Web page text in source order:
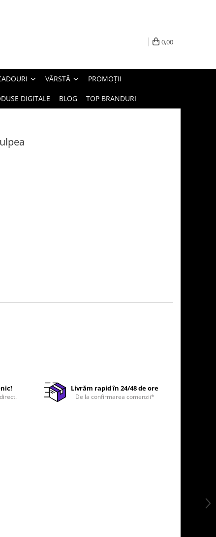
0,00
VÂRSTĂ PROMOȚII
DIGITALE BLOG TOP BRANDURI
Livrăm rapid în 24/48 de ore
De la confirmarea comenzii*